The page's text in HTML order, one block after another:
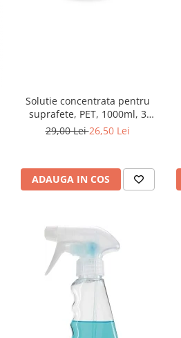
Solutie concentrata pentru
suprafete, PET, 1000ml, 3
Vrajitoare
29,00 Lei26,50 Lei
ADAUGA IN COS